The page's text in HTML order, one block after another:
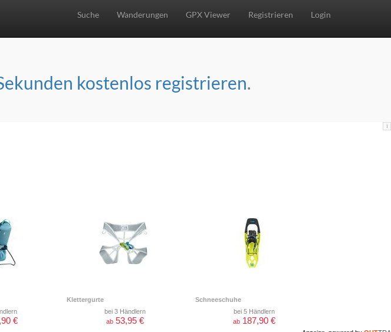
Suche Wanderungen GPX Viewer Registrieren Login
kostenlos registrieren.
i
€
Klettergurte
bei 3 Händlern
ab 53,95 €
Schneeschuhe
bei 5 Händlern
ab 187,90 €